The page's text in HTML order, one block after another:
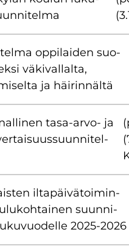
op­pi­lai­den suo­
vä­ki­val­lal­ta,
ja häi­rin­näl­tä
tasa-​arvo- ja
il­ta­päi­vä­toi­min­
suun­ni­
2025-2026